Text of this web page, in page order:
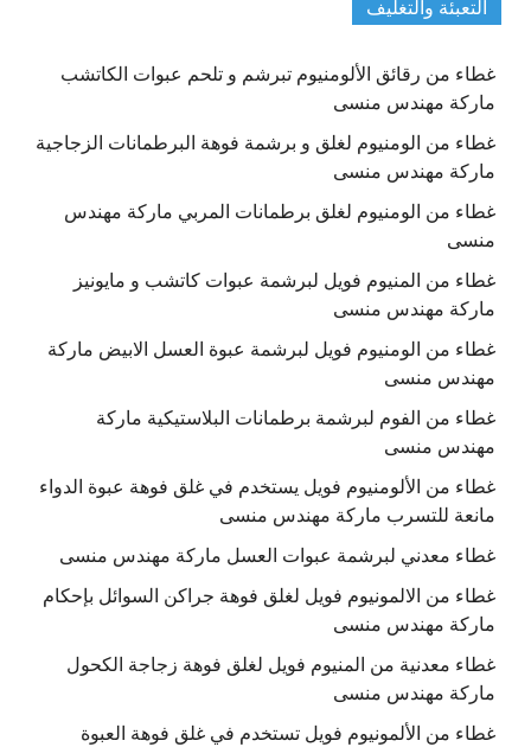
التعبئة والتغليف
غطاء من رقائق الألومنيوم تبرشم و تلحم عبوات الكاتشب
ماركة مهندس منسى
غطاء من الومنيوم لغلق و برشمة فوهة البرطمانات الزجاجية
ماركة مهندس منسى
غطاء من الومنيوم لغلق برطمانات المربي ماركة مهندس
منسى
غطاء من المنيوم فويل لبرشمة عبوات كاتشب و مايونيز
ماركة مهندس منسى
غطاء من الومنيوم فويل لبرشمة عبوة العسل الابيض ماركة
مهندس منسى
غطاء من الفوم لبرشمة برطمانات البلاستيكية ماركة
مهندس منسى
غطاء من الألومنيوم فويل يستخدم في غلق فوهة عبوة الدواء
مانعة للتسرب ماركة مهندس منسى
غطاء معدني لبرشمة عبوات العسل ماركة مهندس منسى
غطاء من الالمونيوم فويل لغلق فوهة جراكن السوائل بإحكام
ماركة مهندس منسى
غطاء معدنية من المنيوم فويل لغلق فوهة زجاجة الكحول
ماركة مهندس منسى
غطاء من الألمونيوم فويل تستخدم في غلق فوهة العبوة